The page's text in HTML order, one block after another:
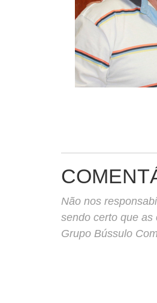
Não nos
sendo certo que as
Grupo Bússulo